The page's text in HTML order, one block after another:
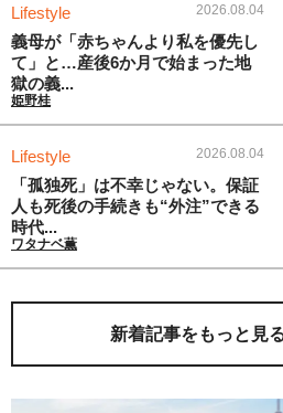
Lifestyle 2026.08.04
義母が「赤ちゃんより私を優先し
て」と…産後6か月で始まった地
獄の義...
姫野桂
Lifestyle 2026.08.04
「孤独死」は不幸じゃない。保証
人も死後の手続きも“外注”できる
時代...
ワタナベ薫
新着記事をもっと見